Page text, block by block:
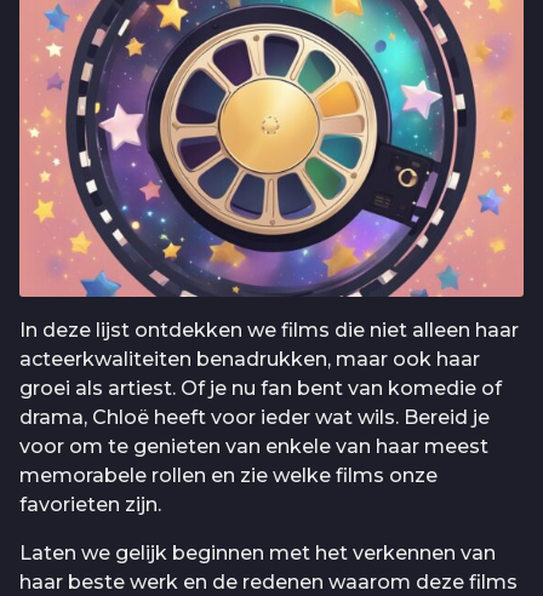
In deze lijst ontdekken we films die niet alleen haar
acteerkwaliteiten benadrukken, maar ook haar
groei als artiest. Of je nu fan bent van komedie of
drama, Chloë heeft voor ieder wat wils. Bereid je
voor om te genieten van enkele van haar meest
memorabele rollen en zie welke films onze
favorieten zijn.
Laten we gelijk beginnen met het verkennen van
haar beste werk en de redenen waarom deze films